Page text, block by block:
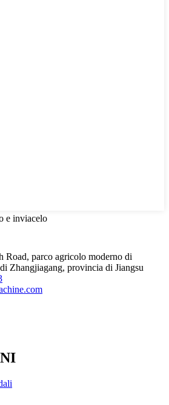
e inviacelo
Road, parco agricolo moderno di
Zhangjiagang, provincia di Jiangsu